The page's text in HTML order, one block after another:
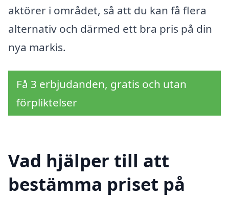
aktörer i området, så att du kan få flera
alternativ och därmed ett bra pris på din
nya markis.
Få 3 erbjudanden, gratis och utan
förpliktelser
Vad hjälper till att
bestämma priset på